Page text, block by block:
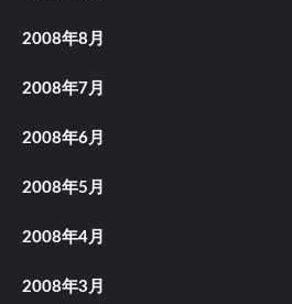
2008年8月
2008年7月
2008年6月
2008年5月
2008年4月
2008年3月